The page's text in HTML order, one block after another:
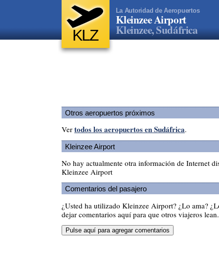
KLZ
La Autoridad de Aeropuertos
Kleinzee Airport
Kleinzee, Sudáfrica
Otros aeropuertos próximos
Ver todos los aeropuertos en Sudáfrica.
Kleinzee Airport
No hay actualmente otra información de Internet
Kleinzee Airport
Comentarios del pasajero
¿Usted ha utilizado Kleinzee Airport? ¿Lo ama?
dejar comentarios aquí para que otros viajeros lean.